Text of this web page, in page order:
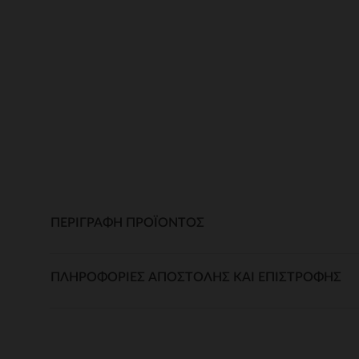
ΠΕΡΙΓΡΑΦΉ ΠΡΟΪΌΝΤΟΣ
ΠΛΗΡΟΦΟΡΊΕΣ ΑΠΟΣΤΟΛΉΣ ΚΑΙ ΕΠΙΣΤΡΟΦΉΣ